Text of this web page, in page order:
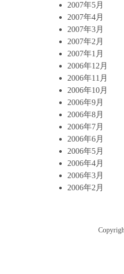
2007年5月
2007年4月
2007年3月
2007年2月
2007年1月
2006年12月
2006年11月
2006年10月
2006年9月
2006年8月
2006年7月
2006年6月
2006年5月
2006年4月
2006年3月
2006年2月